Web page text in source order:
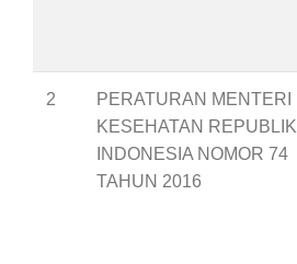
2
PERATURAN MENTERI
KESEHATAN REPUBLIK
INDONESIA NOMOR 74
TAHUN 2016